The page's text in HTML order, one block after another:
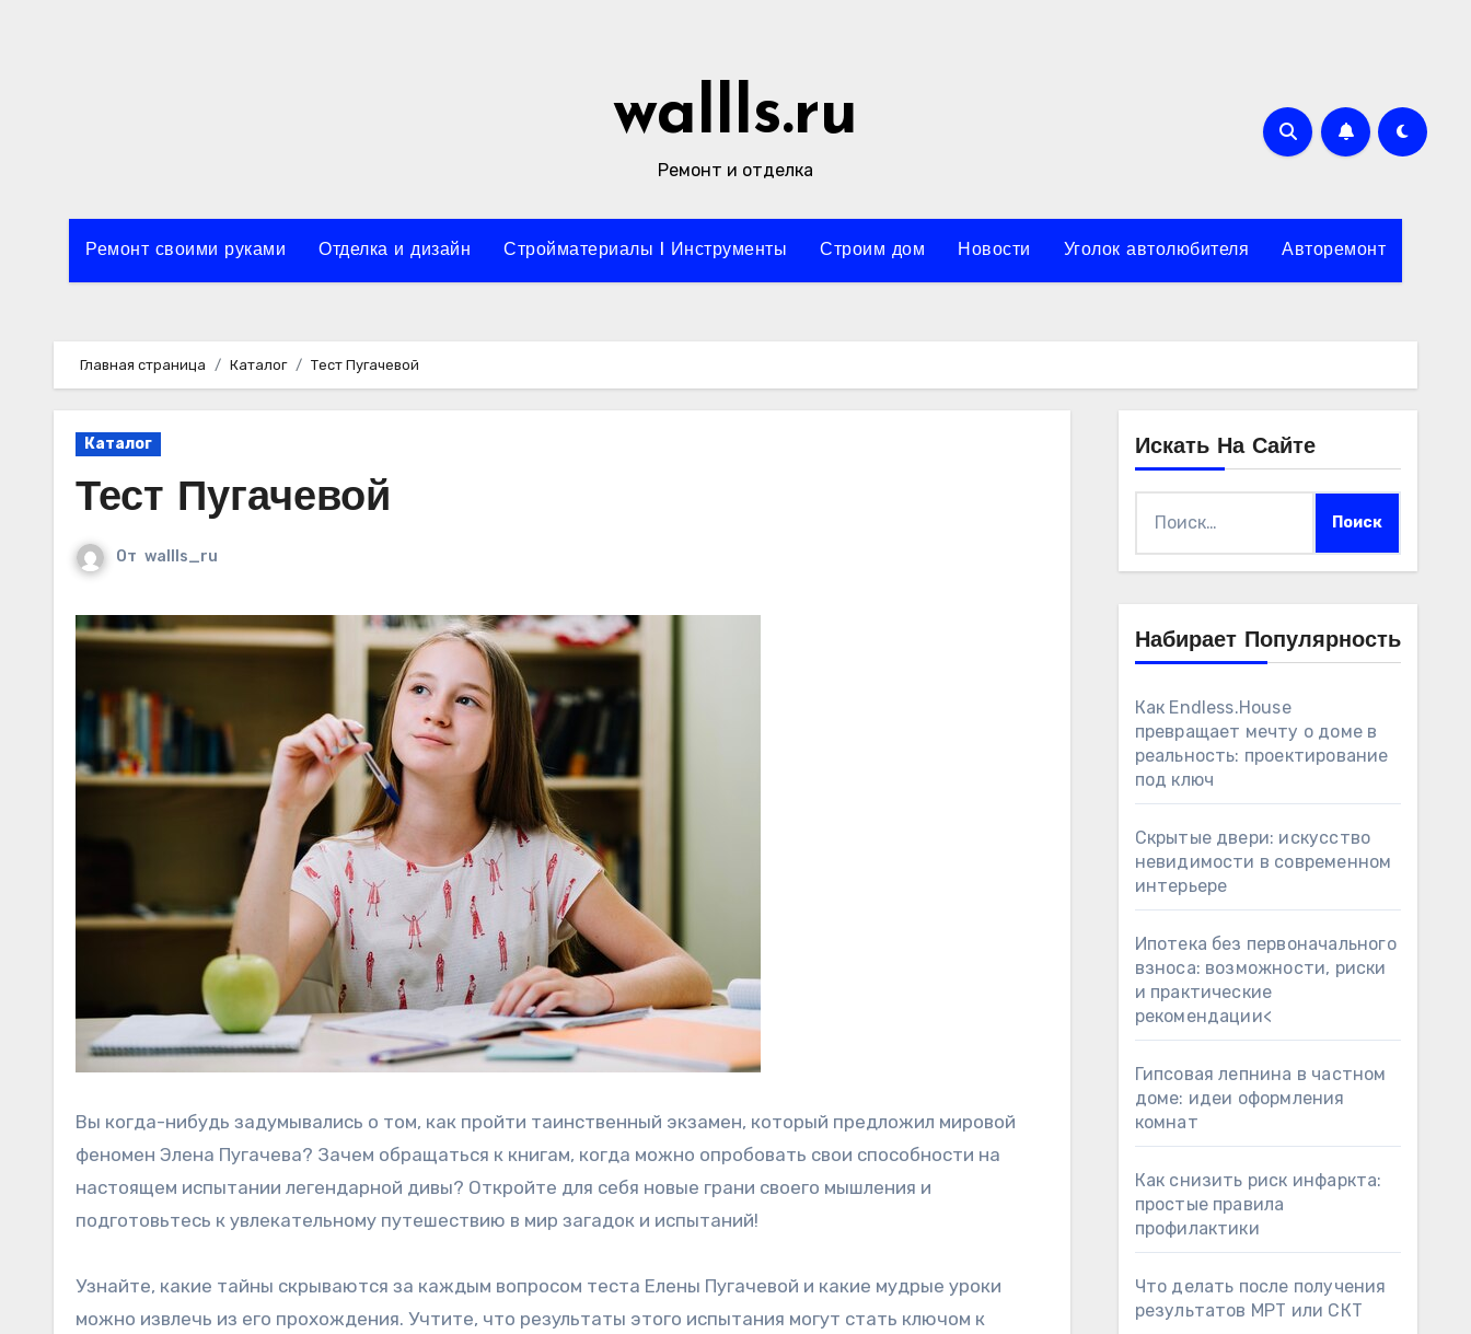
wallls.ru
Ремонт и отделка
Ремонт своими руками Отделка и дизайн Стройматериалы l Инструменты Строим дом Новости Уголок автолюбителя Авторемонт
Главная страница Каталог Тест Пугачевой
Каталог
Тест Пугачевой
От wallls_ru
Вы когда-нибудь задумывались о том, как пройти таинственный экзамен, который предложил мировой
феномен Элена Пугачева? Зачем обращаться к книгам, когда можно опробовать свои способности на
настоящем испытании легендарной дивы? Откройте для себя новые грани своего мышления и
подготовьтесь к увлекательному путешествию в мир загадок и испытаний!
Узнайте, какие тайны скрываются за каждым вопросом теста Елены Пугачевой и какие мудрые уроки
можно извлечь из его прохождения. Учтите, что результаты этого испытания могут стать ключом к
Искать На Сайте
Набирает Популярность
Как Endless.House
превращает мечту о доме в
реальность: проектирование
под ключ
Скрытые двери: искусство
невидимости в современном
интерьере
Ипотека без первоначального
взноса: возможности, риски
и практические
рекомендации<
Гипсовая лепнина в частном
доме: идеи оформления
комнат
Как снизить риск инфаркта:
простые правила
профилактики
Что делать после получения
результатов МРТ или СКТ